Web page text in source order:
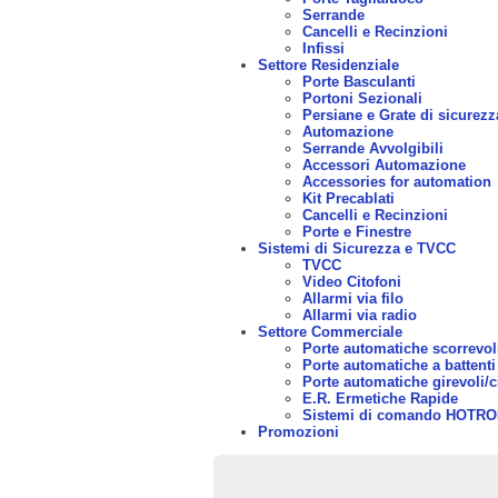
Serrande
Cancelli e Recinzioni
Infissi
Settore Residenziale
Porte Basculanti
Portoni Sezionali
Persiane e Grate di
Automazione
Serrande Avvolgibili
Accessori Automazione
Accessories for automation
Kit Precablati
Cancelli e Recinzioni
Porte e Finestre
Sistemi di Sicurezza e TVCC
TVCC
Video Citofoni
Allarmi via filo
Allarmi via radio
Settore Commerciale
Porte automatiche
Porte automatiche a battenti
Porte automatiche girevoli/
E.R. Ermetiche Rapide
Sistemi di comando
Promozioni